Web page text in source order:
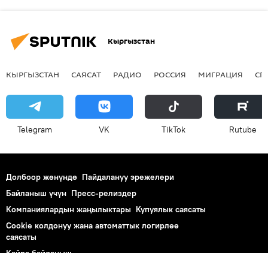
Кыргызстан
КЫРГЫЗСТАН САЯСАТ РАДИО РОССИЯ МИГРАЦИЯ
Telegram VK ТikТоk Rutube
Долбоор жөнүндө Пайдалануу эрежелери
Байланыш үчүн Пресс-релиздер
Компаниялардын жаңылыктары Купуялык саясаты
Cookie колдонуу жана автоматтык логирлөө
саясаты